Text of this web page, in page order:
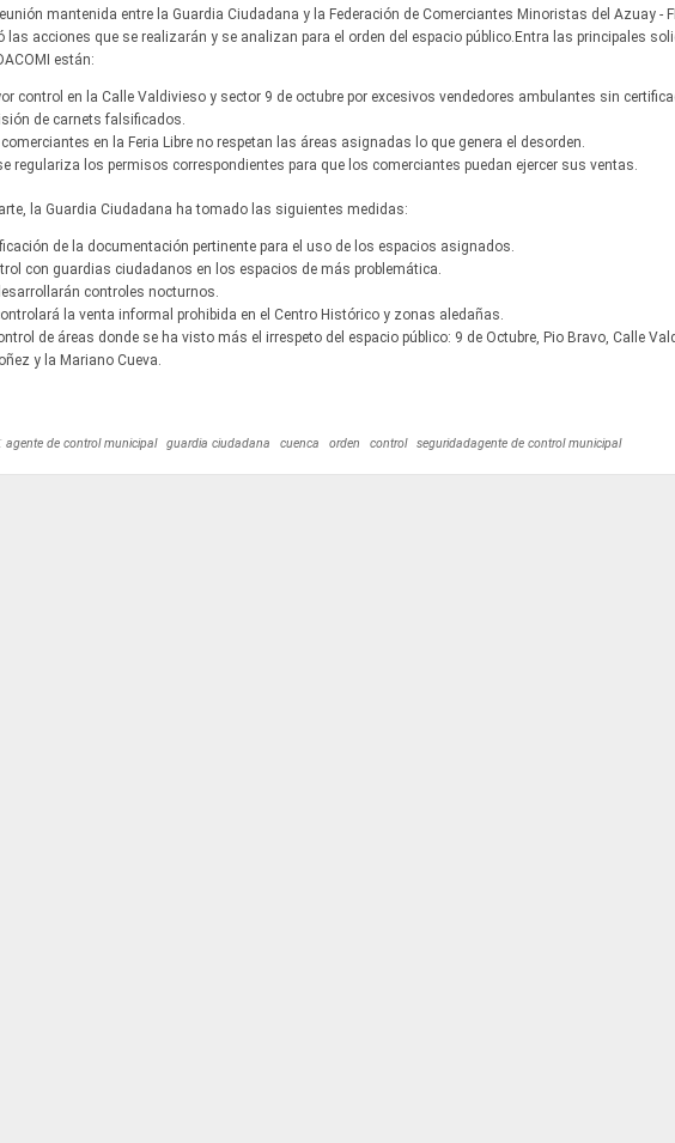
mantenida entre la Guardia Ciudadana y la Federación de Comerciantes Minoristas del Azuay -
las acciones que se realizarán y se analizan para el orden del espacio público.Entra las principales
están:
control en la Calle Valdivieso y sector 9 de octubre por excesivos vendedores ambulantes sin
de carnets falsificados.
comerciantes en la Feria Libre no respetan las áreas asignadas lo que genera el desorden.
regulariza los permisos correspondientes para que los comerciantes puedan ejercer sus ventas.
la Guardia Ciudadana ha tomado las siguientes medidas:
de la documentación pertinente para el uso de los espacios asignados.
con guardias ciudadanos en los espacios de más problemática.
controles nocturnos.
la venta informal prohibida en el Centro Histórico y zonas aledañas.
de áreas donde se ha visto más el irrespeto del espacio público: 9 de Octubre, Pio Bravo, Calle
y la Mariano Cueva.
agente de control municipal guardia ciudadana cuenca orden control seguridadagente de control municipal